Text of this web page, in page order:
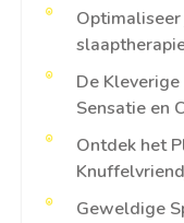
De
Sensatie en
Ontdek het
Geweldige